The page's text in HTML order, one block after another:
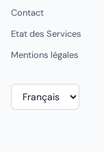
Contact
Etat des Services
Mentions légales
Choisir
une